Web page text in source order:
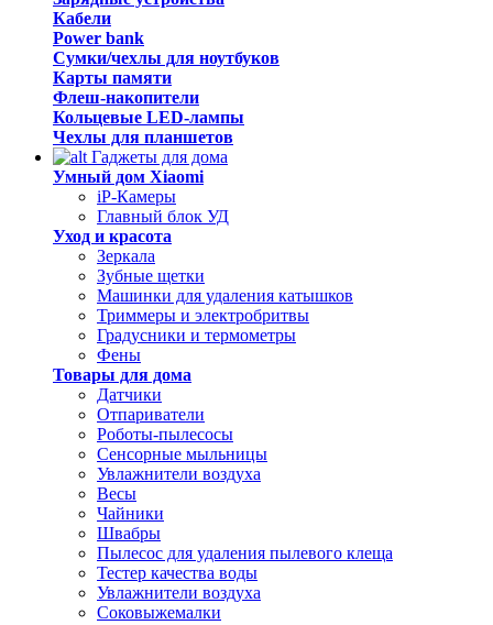
Кабели
Power bank
Сумки/чехлы для ноутбуков
Карты памяти
Флеш-накопители
Кольцевые LED-лампы
Чехлы для планшетов
Гаджеты для дома
Умный дом Xiaomi
iP-Камеры
Главный блок УД
Уход и красота
Зеркала
Зубные щетки
Машинки для удаления катышков
Триммеры и электробритвы
Градусники и термометры
Фены
Товары для дома
Датчики
Отпариватели
Роботы-пылесосы
Сенсорные мыльницы
Увлажнители воздуха
Весы
Чайники
Швабры
Пылесос для удаления пылевого клеща
Тестер качества воды
Увлажнители воздуха
Соковыжемалки